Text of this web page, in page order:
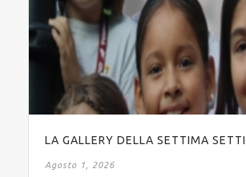
LA GALLERY DELLA SETTIMA
Agosto 1, 2026